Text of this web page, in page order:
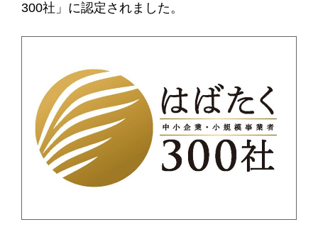
300社」に認定されました。